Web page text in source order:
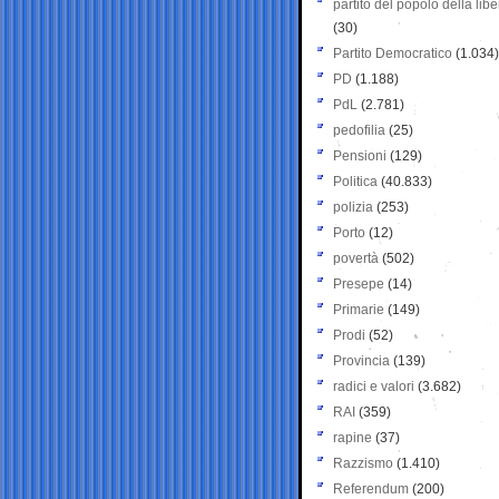
partito del popolo della
(30)
Partito Democratico (1.034)
PD (1.188)
PdL (2.781)
pedofilia (25)
Pensioni (129)
Politica (40.833)
polizia (253)
Porto (12)
povertà (502)
Presepe (14)
Primarie (149)
Prodi (52)
Provincia (139)
radici e valori (3.682)
RAI (359)
rapine (37)
Razzismo (1.410)
Referendum (200)